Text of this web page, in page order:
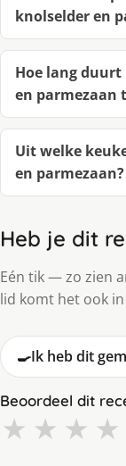
knolselder en
Hoe lang
en parmezaan
Uit welke
en parmezaan?
Heb je dit
Eén tik — zo zien
lid komt het ook
🍳Ik heb dit
Beoordeel dit
★ ★ ★ ★